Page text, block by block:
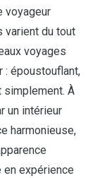
voyageur
varient du tout
voyages
: époustouflant,
simplement. À
un intérieur
harmonieuse,
expérience